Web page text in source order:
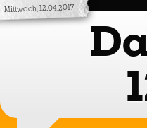
Mittwoch, 12.04.2017